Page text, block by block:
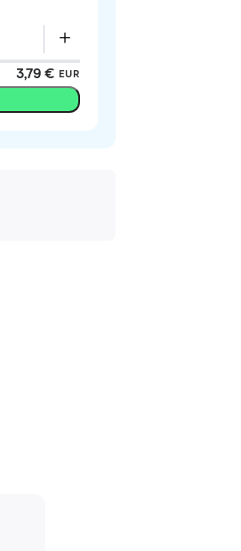
3,79 € EUR